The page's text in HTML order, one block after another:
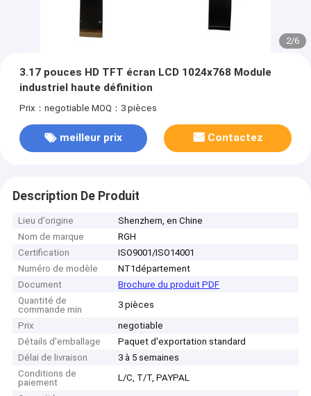
2/6
3.17 pouces HD TFT écran LCD 1024x768 Module
industriel haute définition
Prix：negotiable MOQ：3 pièces
meilleur prix Contactez
Description De Produit
Lieu d'origine
Shenzhern, en Chine
Nom de marque
RGH
Certification
ISO9001/ISO14001
Numéro de modèle
NT1département
Document
Brochure du produit PDF
Quantité de
commande min
3 pièces
Prix
negotiable
Détails d'emballage
Paquet d'exportation standard
Délai de livraison
3 à 5 semaines
Conditions de
paiement
L/C, T/T, PAYPAL